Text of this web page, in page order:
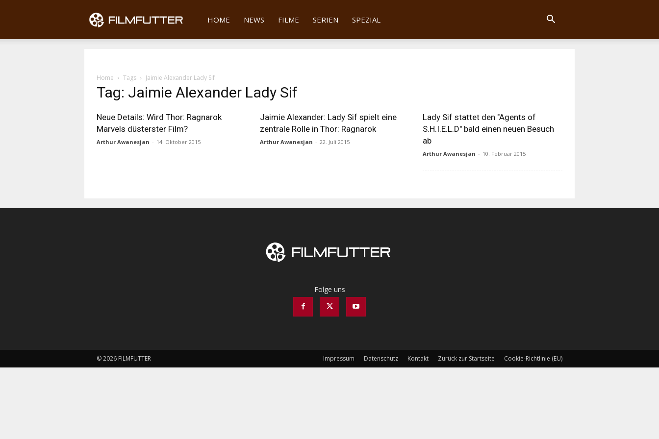
Filmfutter
HOME NEWS FILME SERIEN SPEZIAL
Home Tags Jaimie Alexander Lady Sif
Tag: Jaimie Alexander Lady Sif
Neue Details: Wird Thor: Ragnarok
Marvels düsterster Film?
Arthur Awanesjan - 14. Oktober 2015
Jaimie Alexander: Lady Sif spielt eine
zentrale Rolle in Thor: Ragnarok
Arthur Awanesjan - 22. Juli 2015
Lady Sif stattet den "Agents of
S.H.I.E.L.D" bald einen neuen Besuch
ab
Arthur Awanesjan - 10. Februar 2015
Folge uns
Impressum Datenschutz Kontakt Zurück zur Startseite Cookie-Richtlinie (EU)
© 2026 FILMFUTTER